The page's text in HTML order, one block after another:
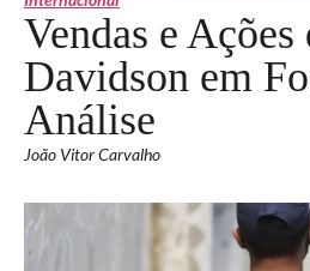
Vendas e
Davidson em
Análise
João Vitor Carvalho